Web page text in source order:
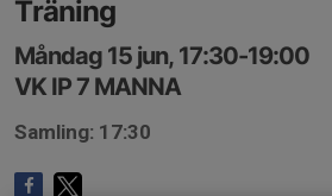
Träning
Måndag 15 jun, 17:30-19:00
VK IP 7 MANNA
Samling: 17:30